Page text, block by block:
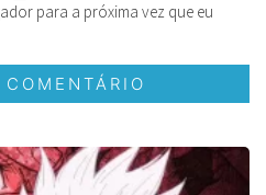
para a próxima vez que eu